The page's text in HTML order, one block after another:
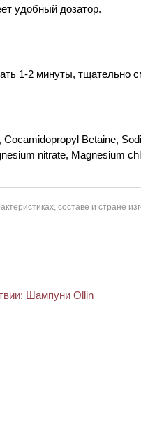
удобный дозатор.
1-2 минуты, тщательно
Betaine,
nitrate, Magnesium
составе и стране